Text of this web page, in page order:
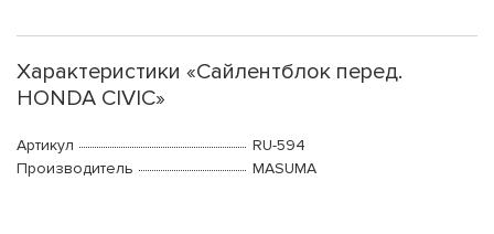
Характеристики «Сайлентблок перед.
HONDA CIVIC»
Артикул
RU-594
Производитель
MASUMA